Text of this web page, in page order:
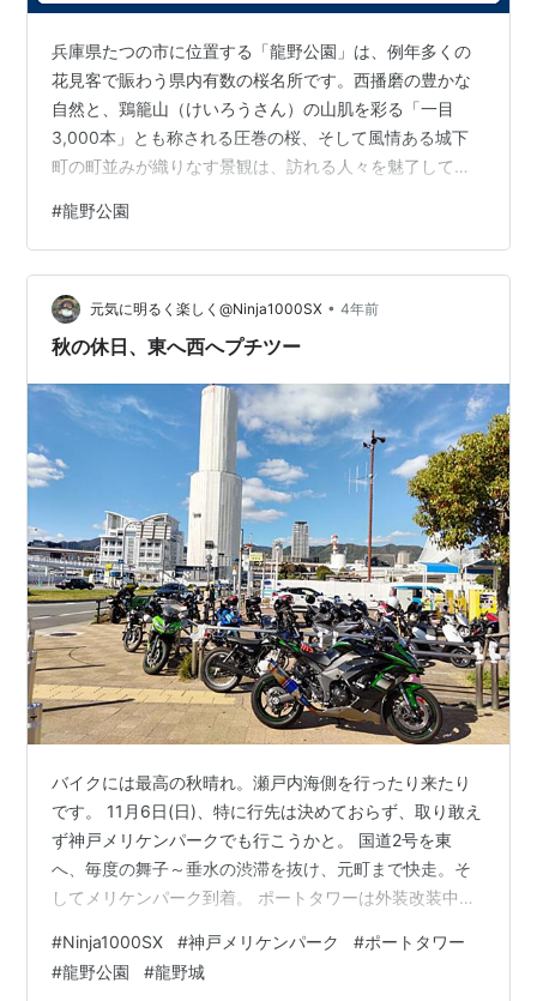
兵庫県たつの市に位置する「龍野公園」は、例年多くの
花見客で賑わう県内有数の桜名所です。西播磨の豊かな
自然と、鶏籠山（けいろうさん）の山肌を彩る「一目
3,000本」とも称される圧巻の桜、そして風情ある城下
町の町並みが織りなす景観は、訪れる人々を魅了してや
をはじめ、春の一大イベント「龍野さくら祭」の開催情
報、夜桜のライトアップや屋台の出店、さらにアクセス
や駐車場といった現地で役立つ最新情報を詳しくご紹介
します。お出かけ前の参考としてぜひお役立ていただ
き、春のたつの市での穏やかなひとときをお楽しみくだ
#龍野公園
元気に明るく楽しく@Ninja1000SX • 4年前
秋の休日、東へ西へプチツー
バイクには最高の秋晴れ。瀬戸内海側を行ったり来たり
です。 11月6日(日)、特に行先は決めておらず、取り敢え
ず神戸メリケンパークでも行こうかと。 国道2号を東
へ、毎度の舞子～垂水の渋滞を抜け、元町まで快走。そ
してメリケンパーク到着。 ポートタワーは外装改装中で
輪場はいっぱい。隙間はあるけど、擦れ･当てられが心
配。なので、脇に置いて写真だけを撮って速攻退散しま
#Ninja1000SX #神戸メリケンパーク #ポートタワー
#龍野公園 #龍野城